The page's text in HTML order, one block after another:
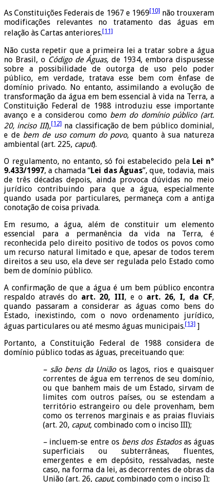
As Constituições Federais de 1967 e 1969[10] não trouxeram
modificações relevantes no tratamento das águas em
relação às Cartas anteriores.[11]
Não custa repetir que a primeira lei a tratar sobre a água
no Brasil, o Código de Águas, de 1934, embora dispusesse
sobre a possibilidade de outorga de uso pelo poder
público, em verdade, tratava esse bem com ênfase de
domínio privado. No entanto, assimilando a evolução de
transformação da água em bem essencial à vida na Terra, a
Constituição Federal de 1988 introduziu esse importante
avanço e a considerou como bem do domínio público (art.
20, inciso III),[12] na classificação de bem público dominial,
e de bem de uso comum do povo, quanto à sua natureza
ambiental (art. 225, caput).
O regulamento, no entanto, só foi estabelecido pela Lei nº
9.433/1997, a chamada “Lei das Águas”, que, todavia, mais
de três décadas depois, ainda provoca dúvidas no meio
jurídico contribuindo para que a água, especialmente
quando usada por particulares, permaneça com a antiga
conotação de coisa privada.
Em resumo, a água, além de constituir um elemento
essencial para a permanência da vida na Terra, é
reconhecida pelo direito positivo de todos os povos como
um recurso natural limitado e que, apesar de todos terem
direitos a seu uso, ela deve ser regulada pelo Estado como
bem de domínio público.
A confirmação de que a água é um bem público encontra
respaldo através do art. 20, III, e o art. 26, I, da CF,
quando passaram a considerar as águas como bens do
Estado, inexistindo, com o novo ordenamento jurídico,
águas particulares ou até mesmo águas municipais.[13] ]
Portanto, a Constituição Federal de 1988 considera de
domínio público todas as águas, preceituando que:
– são bens da Uniãoos lagos, rios e quaisquer
correntes de água em terrenos de seu domínio,
ou que banhem mais de um Estado, sirvam de
limites com outros países, ou se estendam a
território estrangeiro ou dele provenham, bem
como os terrenos marginais e as praias fluviais
(art. 20, caput, combinado com o inciso III);
– incluem-se entre os bens dos Estadosas águas
superficiais ou subterrâneas, fluentes,
emergentes e em depósito, ressalvadas, neste
caso, na forma da lei, as decorrentes de obras da
União (art. 26, caput, combinado com o inciso I);